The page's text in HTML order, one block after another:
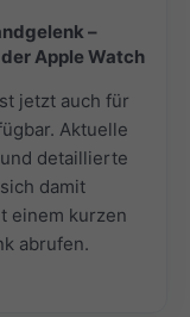
–
Apple Watch
jetzt auch für
Aktuelle
detaillierte
damit
einem kurzen
abrufen.